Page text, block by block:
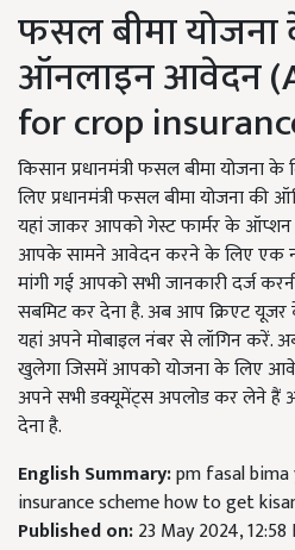
फसल बीमा
ऑनलाइन आवेदन
for crop
किसान प्रधानमंत्री फसल बीमा
लिए प्रधानमंत्री फसल बीमा योजना
यहां जाकर आपको गेस्ट फार्मर के
आपके सामने आवेदन करने के लिए एक
मांगी गई आपको सभी जानकारी दर्ज
सबमिट कर देना है. अब आप क्रिएट
यहां अपने मोबाइल नंबर से लॉगिन
खुलेगा जिसमें आपको योजना के लिए
अपने सभी डक्यूमेंट्स अपलोड कर लेने हैं
देना है.
English Summary:pm fasal
insurance scheme how to get
Published on:23 May 2024, 12:58